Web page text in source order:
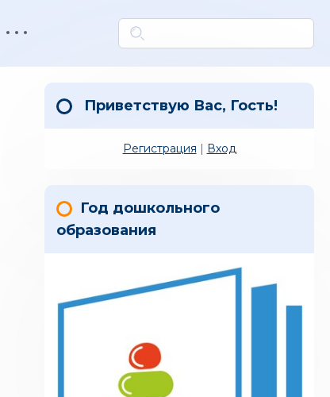
Приветствую Вас, Гость!
Регистрация | Вход
Год дошкольного
образования